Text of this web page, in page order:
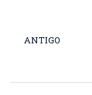
ANTIGO